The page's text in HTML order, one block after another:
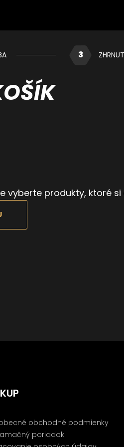
3
vyberte produkty, ktoré
obchodné podmienky
poriadok